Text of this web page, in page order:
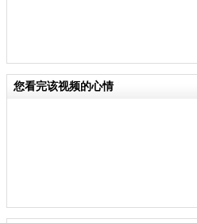
您看完该视频的心情